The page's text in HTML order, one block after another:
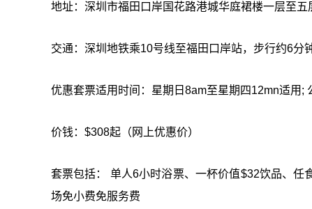
地址：深圳市福田口岸国花路港城华庭裙楼一层至五
交通：深圳地铁乘10号线至福田口岸站，步行约6分
优惠套票适用时间：星期日8am至星期四12mn适用;
价钱：$308起（网上优惠价）
套票包括： 单人6小时浴票、一杯价值$32饮品、
场免小费免服务费